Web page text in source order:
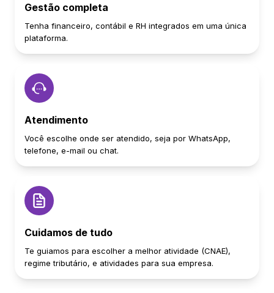
Gestão completa
Tenha financeiro, contábil e RH integrados em uma única
plataforma.
Atendimento
Você escolhe onde ser atendido, seja por WhatsApp,
telefone, e-mail ou chat.
Cuidamos de tudo
Te guiamos para escolher a melhor atividade (CNAE),
regime tributário, e atividades para sua empresa.